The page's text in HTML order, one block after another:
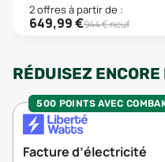
2offresà partir de :
649,99€944€ neuf
RÉDUISEZ
500 POINTS AVEC
Facture d’électricité